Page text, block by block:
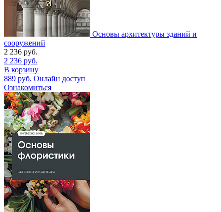
Основы архитектуры зданий и
сооружений
2 236 руб.
2 236 руб.
В корзину
889 руб. Онлайн доступ
Ознакомиться